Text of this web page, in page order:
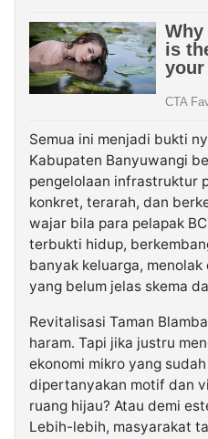
Semua ini menjadi bukti
Kabupaten Banyuwangi
pengelolaan infrastruktur
konkret, terarah, dan
wajar bila para pelapak
terbukti hidup,
banyak keluarga,
yang belum jelas skema
Revitalisasi Taman
haram. Tapi jika justru
ekonomi mikro yang
dipertanyakan motif dan
ruang hijau? Atau demi
Lebih-lebih, masyarakat